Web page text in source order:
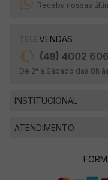
Receba nossas
TELEVENDAS
(48) 4002
De 2ª a Sábado das 8h
INSTITUCIONAL
ATENDIMENTO